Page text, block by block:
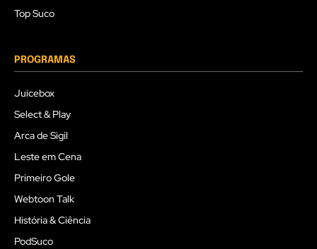
Top Suco
PROGRAMAS
Juicebox
Select & Play
Arca de Sigil
Leste em Cena
Primeiro Gole
Webtoon Talk
História & Ciência
PodSuco